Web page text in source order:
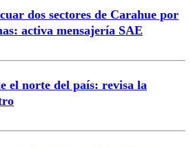
dos sectores de Carahue por
activa mensajería SAE
el norte del país: revisa la